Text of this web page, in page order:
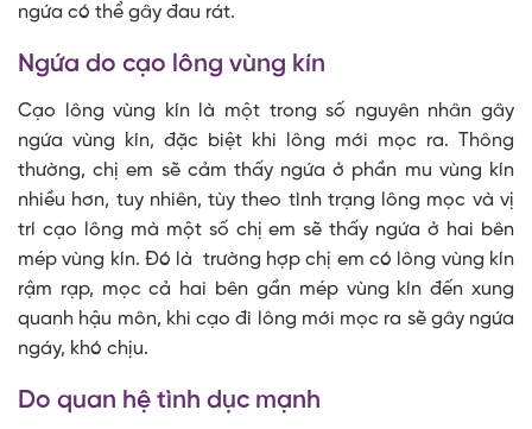
ngứa có thể gây đau rát.
Ngứa do cạo lông vùng kín
Cạo lông vùng kín là một trong số nguyên nhân gây
ngứa vùng kín, đặc biệt khi lông mới mọc ra. Thông
thường, chị em sẽ cảm thấy ngứa ở phần mu vùng kín
nhiều hơn, tuy nhiên, tùy theo tình trạng lông mọc và vị
trí cạo lông mà một số chị em sẽ thấy ngứa ở hai bên
mép vùng kín. Đó là trường hợp chị em có lông vùng kín
rậm rạp, mọc cả hai bên gần mép vùng kín đến xung
quanh hậu môn, khi cạo đi lông mới mọc ra sẽ gây ngứa
ngáy, khó chịu.
Do quan hệ tình dục mạnh